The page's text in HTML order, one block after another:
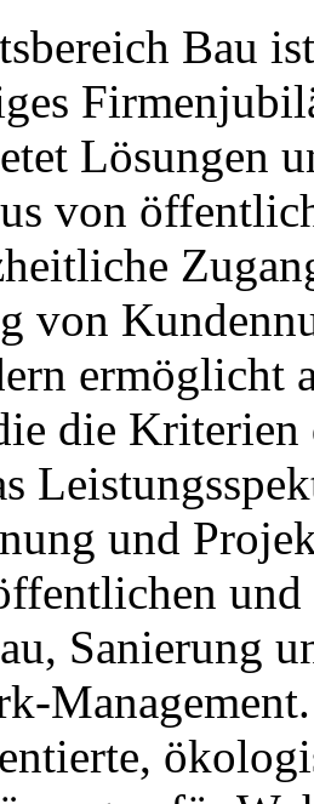
Bau
Lösungen
von
von
ermöglicht
die
und
Sanierung